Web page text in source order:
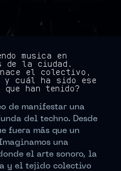
música en
de la ciudad.
nace el colectivo,
y cuál ha sido ese
han tenido?
de manifestar una
del techno. Desde
fuera más que un
una
el arte sonoro, la
y el tejido colectivo